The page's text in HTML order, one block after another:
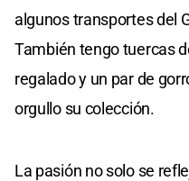
algunos transportes del
También tengo tuercas
regalado y un par de
orgullo su colección.
La pasión no solo se